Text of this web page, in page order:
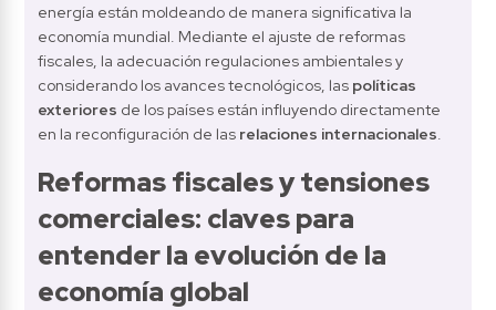
energía están moldeando de manera significativa la
economía mundial. Mediante el ajuste de reformas
fiscales, la adecuación regulaciones ambientales y
considerando los avances tecnológicos, las políticas
exteriores de los países están influyendo directamente
en la reconfiguración de las relaciones internacionales
Reformas fiscales y tensiones
comerciales: claves para
entender la evolución de la
economía global